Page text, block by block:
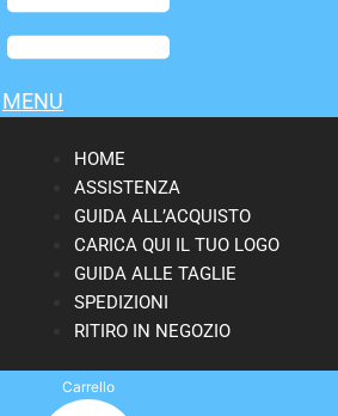
MENU
HOME
ASSISTENZA
GUIDA ALL’ACQUISTO
CARICA QUI IL TUO LOGO
GUIDA ALLE TAGLIE
SPEDIZIONI
RITIRO IN NEGOZIO
Carrello